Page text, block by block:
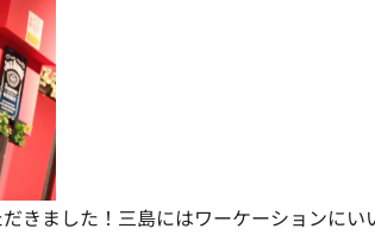
きました！三島にはワーケーションに